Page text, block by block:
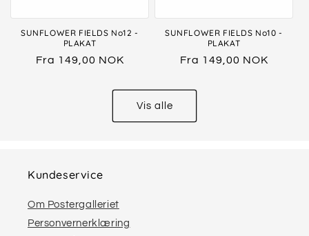
SUNFLOWER FIELDS No12 -
PLAKAT
Vanlig
Fra 149,00 NOK
SUNFLOWER FIELDS No10 -
PLAKAT
Vanlig
Fra 149,00 NOK
Vis alle
Kundeservice
Om Postergalleriet
Personvernerklæring